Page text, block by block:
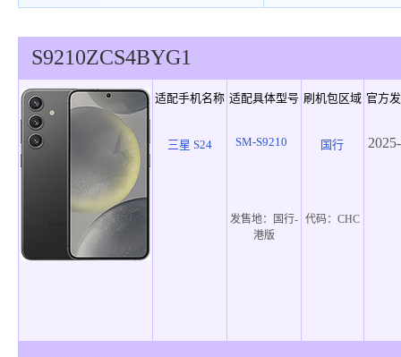
S9210ZCS4BYG1
适配手机名称 适配具体型号 刷机包区域 官方
三星 S24 SM-S9210 国行
发售地：
国行-
港版
代码： CHC